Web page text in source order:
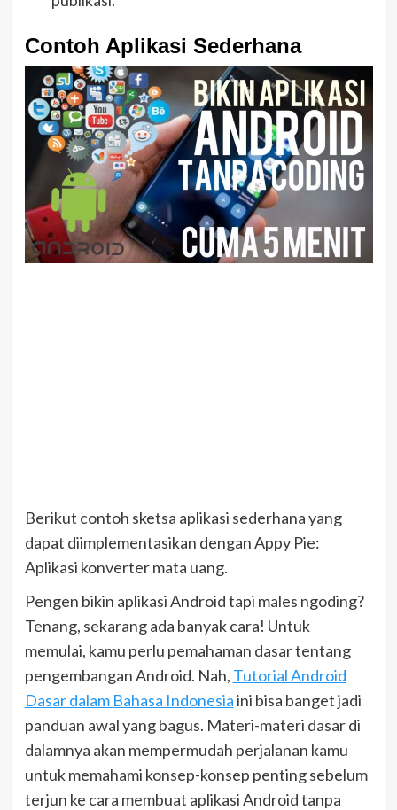
Contoh Aplikasi Sederhana
Berikut contoh sketsa aplikasi sederhana yang
dapat diimplementasikan dengan Appy Pie:
Aplikasi konverter mata uang.
Pengen bikin aplikasi Android tapi males ngoding?
Tenang, sekarang ada banyak cara! Untuk
memulai, kamu perlu pemahaman dasar tentang
pengembangan Android. Nah, Tutorial Android
Dasar dalam Bahasa Indonesiaini bisa banget jadi
panduan awal yang bagus. Materi-materi dasar di
dalamnya akan mempermudah perjalanan kamu
untuk memahami konsep-konsep penting sebelum
terjun ke cara membuat aplikasi Android tanpa